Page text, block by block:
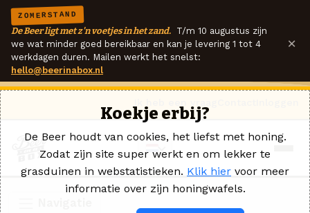
ZOMERSTAND
De Beer ligt met z'n voetjes in het zand. T/m 10 augustus zijn
we wat minder goed bereikbaar en kan je levering 1 tot 4
werkdagen duren. Mailen werkt het snelst:
hello@beerinabox.nl
×
Koekje erbij?
De Beer houdt van cookies, het liefst met honing.
Zodat zijn site super werkt en om lekker te
grasduinen in webstatistieken. Klik hier voor meer
informatie over zijn honingwafels.